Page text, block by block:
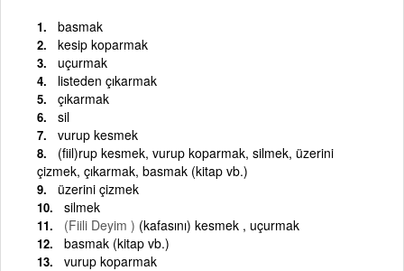
basmak
kesip koparmak
uçurmak
listeden çıkarmak
çıkarmak
sil
vurup kesmek
(fiil)rup kesmek, vurup koparmak, silmek, üzerini
çizmek, çıkarmak, basmak (kitap vb.)
üzerini çizmek
silmek
(Fiili Deyim ) (kafasını) kesmek , uçurmak
basmak (kitap vb.)
vurup koparmak